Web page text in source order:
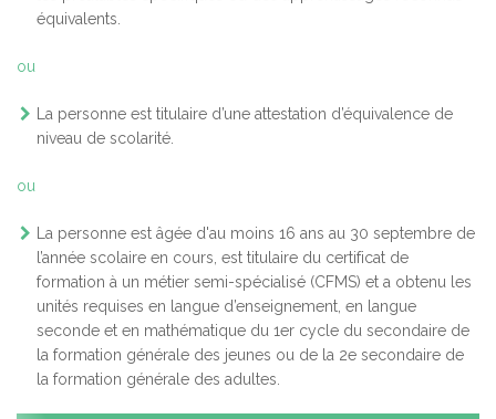
équivalents.
ou
La personne est titulaire d’une attestation d’équivalence de
niveau de scolarité.
ou
La personne est âgée d'au moins 16 ans au 30 septembre de
l’année scolaire en cours, est titulaire du certificat de
formation à un métier semi-spécialisé (CFMS) et a obtenu les
unités requises en langue d’enseignement, en langue
seconde et en mathématique du 1er cycle du secondaire de
la formation générale des jeunes ou de la 2e secondaire de
la formation générale des adultes.